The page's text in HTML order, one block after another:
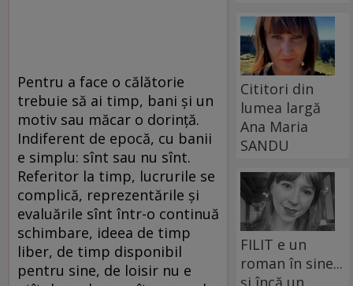
Pentru a face o călătorie
trebuie să ai timp, bani şi un
motiv sau măcar o dorinţă.
Indiferent de epocă, cu banii
e simplu: sînt sau nu sînt.
Referitor la timp, lucrurile se
complică, reprezentările şi
evaluările sînt într-o continuă
schimbare, ideea de timp
liber, de timp disponibil
pentru sine, de loisir nu e
Cititori din
lumea largă
Ana Maria
SANDU
FILIT e un
roman în sine...
și încă un